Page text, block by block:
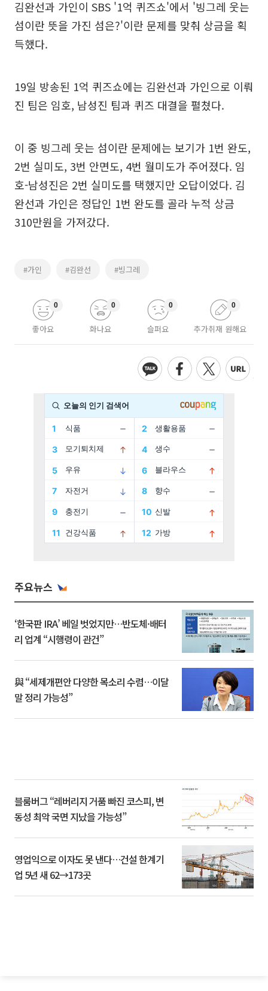
김완선과 가인이 SBS '1억 퀴즈쇼'에서 '빙그레 웃는
섬이란 뜻을 가진 섬은?'이란 문제를 맞춰 상금을 획
득했다.
19일 방송된 1억 퀴즈쇼에는 김완선과 가인으로 이뤄
진 팀은 임호, 남성진 팀과 퀴즈 대결을 펼쳤다.
이 중 빙그레 웃는 섬이란 문제에는 보기가 1번 완도,
2번 실미도, 3번 안면도, 4번 월미도가 주어졌다. 임
호-남성진은 2번 실미도를 택했지만 오답이었다. 김
완선과 가인은 정답인 1번 완도를 골라 누적 상금
310만원을 가져갔다.
#가인 #김완선 #빙그레
좋아요
0
화나요
0
슬퍼요
0
추가취재 원해요
0
주요뉴스
‘한국판 IRA’ 베일 벗었지만…반도체·배터
리 업계 “시행령이 관건”
與 “세제개편안 다양한 목소리 수렴…이달
말 정리 가능성”
블룸버그 “레버리지 거품 빠진 코스피, 변
동성 최악 국면 지났을 가능성”
영업익으로 이자도 못 낸다…건설 한계기
업 5년 새 62→173곳